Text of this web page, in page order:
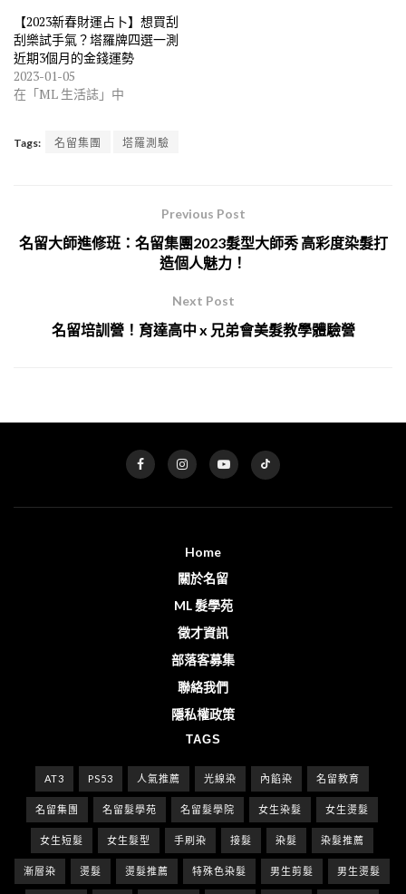
【2023新春財運占卜】想買刮
刮樂試手氣？塔羅牌四選一測
近期3個月的金錢運勢
2023-01-05
在「ML 生活誌」中
Tags: 名留集團 塔羅測驗
Previous Post
名留大師進修班：名留集團2023髮型大師秀 高彩度染髮打
造個人魅力！
Next Post
名留培訓營！育達高中 x 兄弟會美髮教學體驗營
Home
關於名留
ML 髮學苑
徵才資訊
部落客募集
聯絡我們
隱私權政策
TAGS
AT3 PS53 人氣推薦 光線染 內餡染 名留教育
名留集團 名留髮學苑 名留髮學院 女生染髮 女生燙髮
女生短髮 女生髮型 手刷染 接髮 染髮 染髮推薦
漸層染 燙髮 燙髮推薦 特殊色染髮 男生剪髮 男生燙髮